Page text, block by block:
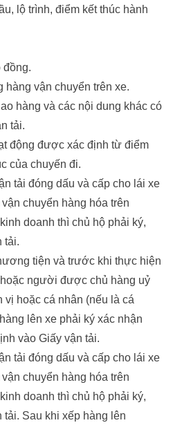
lộ trình, điểm kết thúc hành
đồng.
vận chuyển trên xe.
hàng và các nội dung khác có
tải.
động được xác định từ điểm
của chuyến đi.
tải đóng dấu và cấp cho lái xe
chuyển hàng hóa trên
doanh thì chủ hộ phải ký,
tải.
tiện và trước khi thực hiện
người được chủ hàng uỷ
hoặc cá nhân (nếu là cá
lên xe phải ký xác nhận
vào Giấy vận tải.
tải đóng dấu và cấp cho lái xe
chuyển hàng hóa trên
doanh thì chủ hộ phải ký,
tải. Sau khi xếp hàng lên